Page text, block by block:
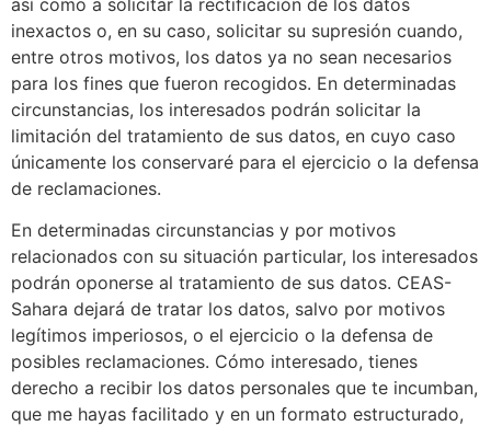
inexactos o, en su caso, solicitar su supresión cuando,
entre otros motivos, los datos ya no sean necesarios
para los fines que fueron recogidos. En determinadas
circunstancias, los interesados podrán solicitar la
limitación del tratamiento de sus datos, en cuyo caso
únicamente los conservaré para el ejercicio o la defensa
de reclamaciones.
En determinadas circunstancias y por motivos
relacionados con su situación particular, los interesados
podrán oponerse al tratamiento de sus datos. CEAS-
Sahara dejará de tratar los datos, salvo por motivos
legítimos imperiosos, o el ejercicio o la defensa de
posibles reclamaciones. Cómo interesado, tienes
derecho a recibir los datos personales que te incumban,
que me hayas facilitado y en un formato estructurado,